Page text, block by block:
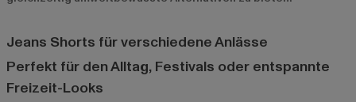
Jeans Shorts für verschiedene Anlässe
Perfekt für den Alltag, Festivals oder entspannte
Freizeit-Looks